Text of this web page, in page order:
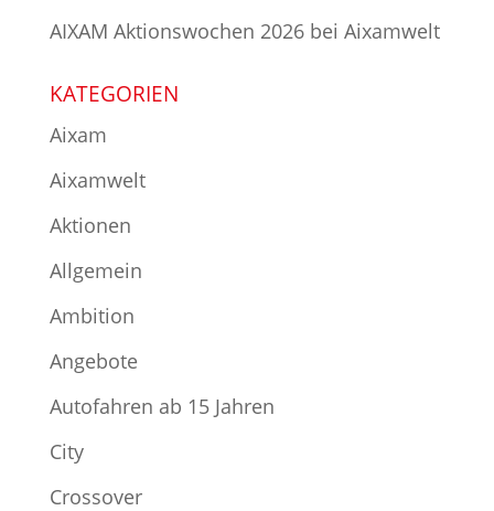
AIXAM Aktionswochen 2026 bei Aixamwelt
KATEGORIEN
Aixam
Aixamwelt
Aktionen
Allgemein
Ambition
Angebote
Autofahren ab 15 Jahren
City
Crossover